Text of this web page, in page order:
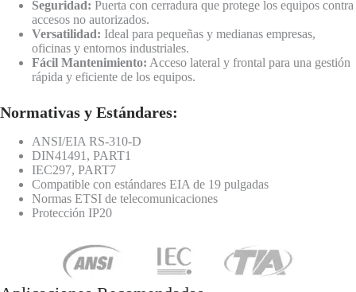
Seguridad: Puerta con cerradura que protege los equipos contra
accesos no autorizados.
Versatilidad: Ideal para pequeñas y medianas empresas,
oficinas y entornos industriales.
Fácil Mantenimiento: Acceso lateral y frontal para una gestión
rápida y eficiente de los equipos.
Normativas y Estándares:
ANSI/EIA RS-310-D
DIN41491, PART1
IEC297, PART7
Compatible con estándares EIA de 19 pulgadas
Normas ETSI de telecomunicaciones
Protección IP20